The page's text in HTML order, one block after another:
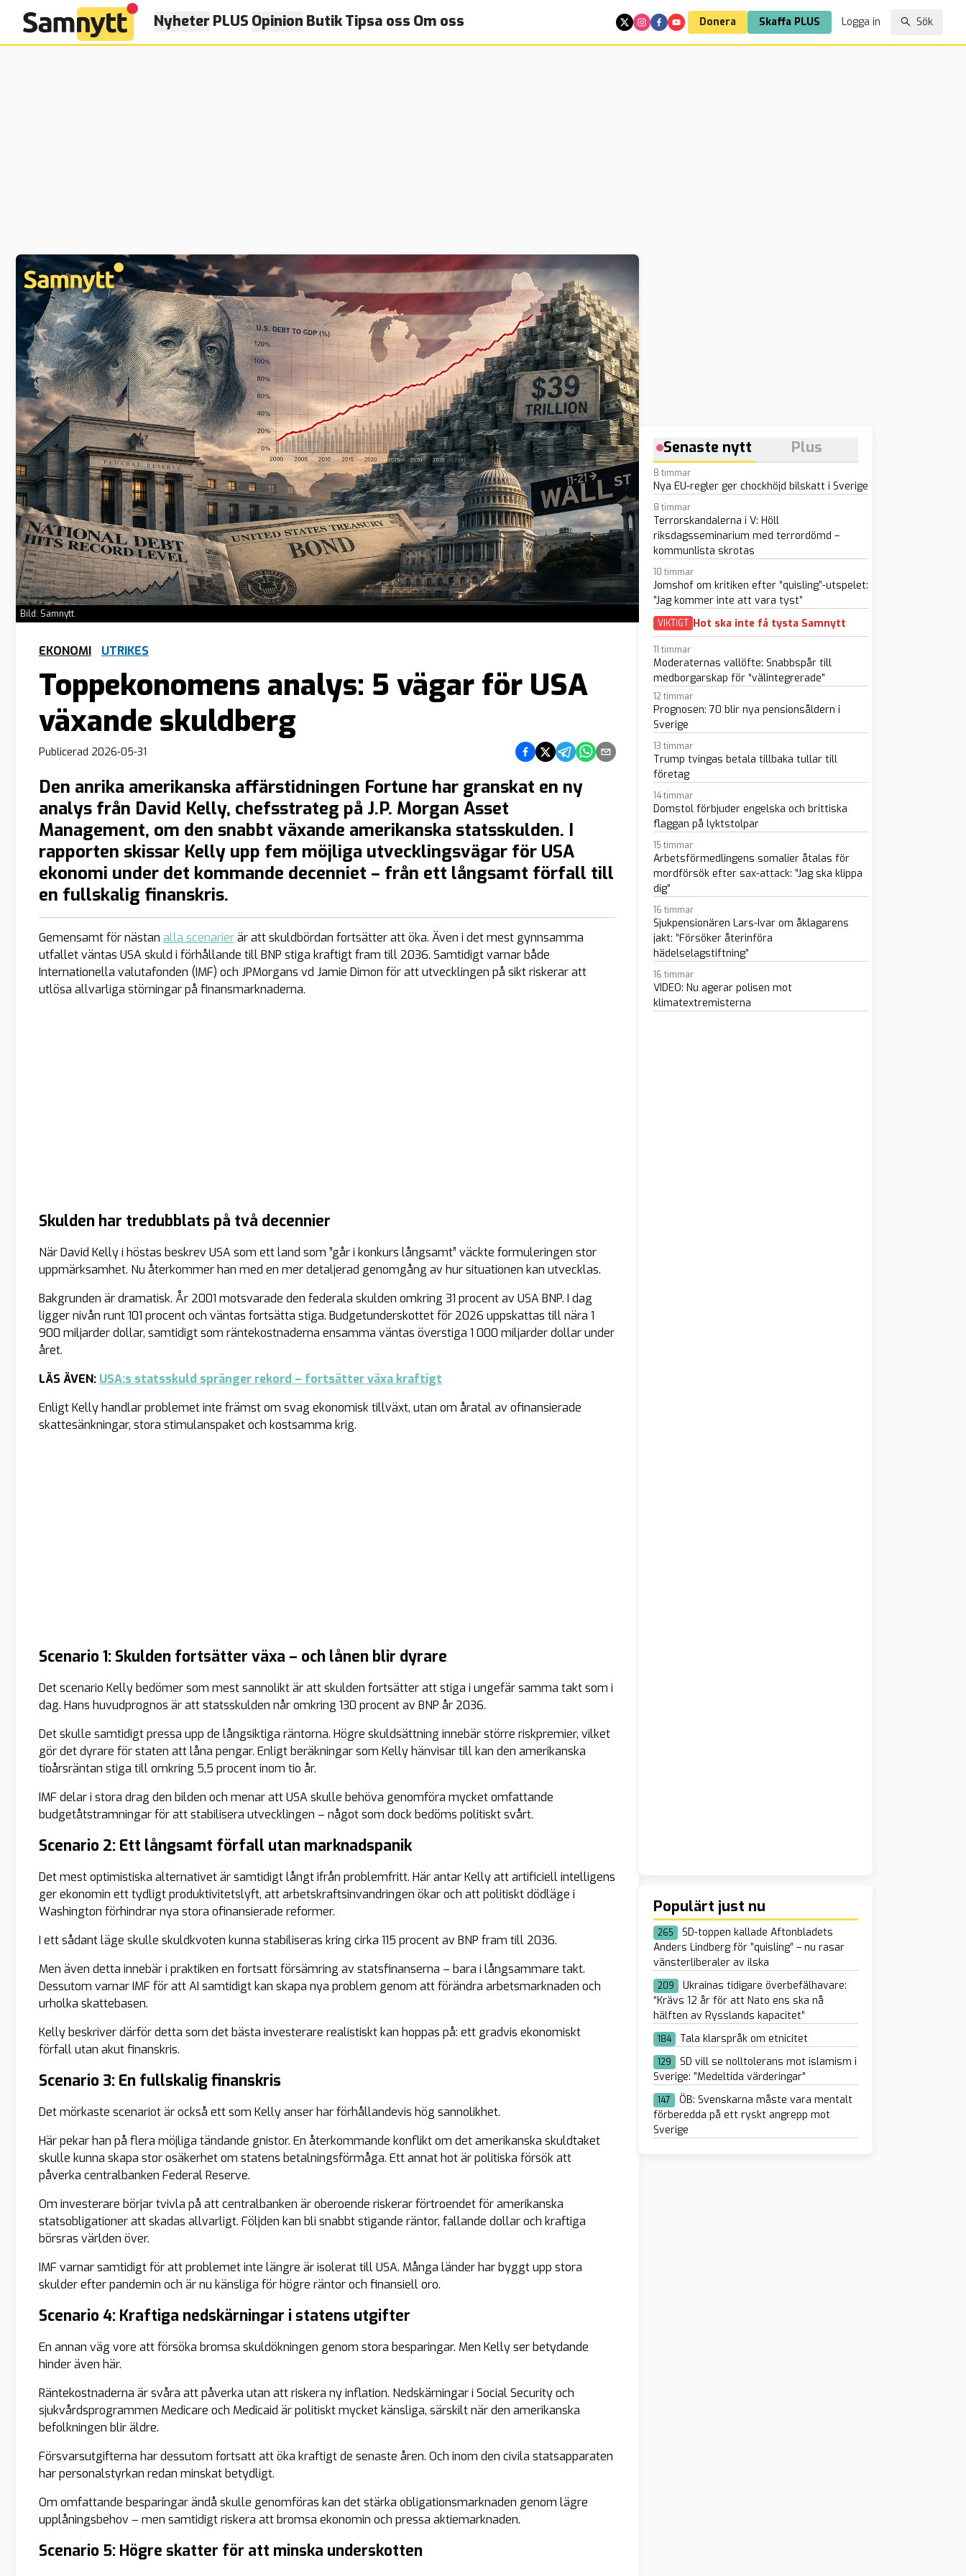
Nyheter PLUS Opinion ButikTipsa oss Om oss Donera Skaffa PLUS Logga in Sök
Bild: Samnytt.
EKONOMI UTRIKES
Toppekonomens analys: 5 vägar för USA
växande skuldberg
Publicerad 2026-05-31 Dela på Facebook
Dela på Twitter
Dela på Telegram
Dela på Whatsapp
Dela via e-post
Den anrika amerikanska affärstidningen Fortune har granskat en ny
analys från David Kelly, chefsstrateg på J.P. Morgan Asset
Management, om den snabbt växande amerikanska statsskulden. I
rapporten skissar Kelly upp fem möjliga utvecklingsvägar för USA
ekonomi under det kommande decenniet – från ett långsamt förfall till
en fullskalig finanskris.
Gemensamt för nästan alla scenarierär att skuldbördan fortsätter att öka. Även i det mest gynnsamma
utfallet väntas USA skuld i förhållande till BNP stiga kraftigt fram till 2036. Samtidigt varnar både
Internationella valutafonden (IMF) och JPMorgans vd Jamie Dimon för att utvecklingen på sikt riskerar att
utlösa allvarliga störningar på finansmarknaderna.
Skulden har tredubblats på två decennier
När David Kelly i höstas beskrev USA som ett land som ”går i konkurs långsamt” väckte formuleringen stor
uppmärksamhet. Nu återkommer han med en mer detaljerad genomgång av hur situationen kan utvecklas.
Bakgrunden är dramatisk. År 2001 motsvarade den federala skulden omkring 31 procent av USA BNP. I dag
ligger nivån runt 101 procent och väntas fortsätta stiga. Budgetunderskottet för 2026 uppskattas till nära 1
900 miljarder dollar, samtidigt som räntekostnaderna ensamma väntas överstiga 1 000 miljarder dollar under
året.
LÄS ÄVEN: USA:s statsskuld spränger rekord – fortsätter växa kraftigt
Enligt Kelly handlar problemet inte främst om svag ekonomisk tillväxt, utan om åratal av ofinansierade
skattesänkningar, stora stimulanspaket och kostsamma krig.
Scenario 1: Skulden fortsätter växa – och lånen blir dyrare
Det scenario Kelly bedömer som mest sannolikt är att skulden fortsätter att stiga i ungefär samma takt som i
dag. Hans huvudprognos är att statsskulden når omkring 130 procent av BNP år 2036.
Det skulle samtidigt pressa upp de långsiktiga räntorna. Högre skuldsättning innebär större riskpremier, vilket
gör det dyrare för staten att låna pengar. Enligt beräkningar som Kelly hänvisar till kan den amerikanska
tioårsräntan stiga till omkring 5,5 procent inom tio år.
IMF delar i stora drag den bilden och menar att USA skulle behöva genomföra mycket omfattande
budgetåtstramningar för att stabilisera utvecklingen – något som dock bedöms politiskt svårt.
Scenario 2: Ett långsamt förfall utan marknadspanik
Det mest optimistiska alternativet är samtidigt långt ifrån problemfritt. Här antar Kelly att artificiell intelligens
ger ekonomin ett tydligt produktivitetslyft, att arbetskraftsinvandringen ökar och att politiskt dödläge i
Washington förhindrar nya stora ofinansierade reformer.
I ett sådant läge skulle skuldkvoten kunna stabiliseras kring cirka 115 procent av BNP fram till 2036.
Men även detta innebär i praktiken en fortsatt försämring av statsfinanserna – bara i långsammare takt.
Dessutom varnar IMF för att AI samtidigt kan skapa nya problem genom att förändra arbetsmarknaden och
urholka skattebasen.
Kelly beskriver därför detta som det bästa investerare realistiskt kan hoppas på: ett gradvis ekonomiskt
förfall utan akut finanskris.
Scenario 3: En fullskalig finanskris
Det mörkaste scenariot är också ett som Kelly anser har förhållandevis hög sannolikhet.
Här pekar han på flera möjliga tändande gnistor. En återkommande konflikt om det amerikanska skuldtaket
skulle kunna skapa stor osäkerhet om statens betalningsförmåga. Ett annat hot är politiska försök att
påverka centralbanken Federal Reserve.
Om investerare börjar tvivla på att centralbanken är oberoende riskerar förtroendet för amerikanska
statsobligationer att skadas allvarligt. Följden kan bli snabbt stigande räntor, fallande dollar och kraftiga
börsras världen över.
IMF varnar samtidigt för att problemet inte längre är isolerat till USA. Många länder har byggt upp stora
skulder efter pandemin och är nu känsliga för högre räntor och finansiell oro.
Scenario 4: Kraftiga nedskärningar i statens utgifter
En annan väg vore att försöka bromsa skuldökningen genom stora besparingar. Men Kelly ser betydande
hinder även här.
Räntekostnaderna är svåra att påverka utan att riskera ny inflation. Nedskärningar i Social Security och
sjukvårdsprogrammen Medicare och Medicaid är politiskt mycket känsliga, särskilt när den amerikanska
befolkningen blir äldre.
Försvarsutgifterna har dessutom fortsatt att öka kraftigt de senaste åren. Och inom den civila statsapparaten
har personalstyrkan redan minskat betydligt.
Om omfattande besparingar ändå skulle genomföras kan det stärka obligationsmarknaden genom lägre
upplåningsbehov – men samtidigt riskera att bromsa ekonomin och pressa aktiemarknaden.
Scenario 5: Högre skatter för att minska underskotten
Senaste nytt Plus
8 timmar
Nya EU-regler ger chockhöjd bilskatt i Sverige
8 timmar
Terrorskandalerna i V: Höll
riksdagsseminarium med terrordömd –
kommunlista skrotas
10 timmar
Jomshof om kritiken efter ”quisling”-utspelet:
”Jag kommer inte att vara tyst”
VIKTIGT Hot ska inte få tysta Samnytt
11 timmar
Moderaternas vallöfte: Snabbspår till
medborgarskap för “välintegrerade”
12 timmar
Prognosen: 70 blir nya pensionsåldern i
Sverige
13 timmar
Trump tvingas betala tillbaka tullar till
företag
14 timmar
Domstol förbjuder engelska och brittiska
flaggan på lyktstolpar
15 timmar
Arbetsförmedlingens somalier åtalas för
mordförsök efter sax-attack: ”Jag ska klippa
dig”
16 timmar
Sjukpensionären Lars-Ivar om åklagarens
jakt: ”Försöker återinföra
hädelselagstiftning”
16 timmar
VIDEO: Nu agerar polisen mot
klimatextremisterna
Populärt just nu
265
SD-toppen kallade Aftonbladets
Anders Lindberg för ”quisling” – nu rasar
vänsterliberaler av ilska
209
Ukrainas tidigare överbefälhavare:
“Krävs 12 år för att Nato ens ska nå
hälften av Rysslands kapacitet”
184 Tala klarspråk om etnicitet
129
SD vill se nolltolerans mot islamism i
Sverige: ”Medeltida värderingar”
147
ÖB: Svenskarna måste vara mentalt
förberedda på ett ryskt angrepp mot
Sverige